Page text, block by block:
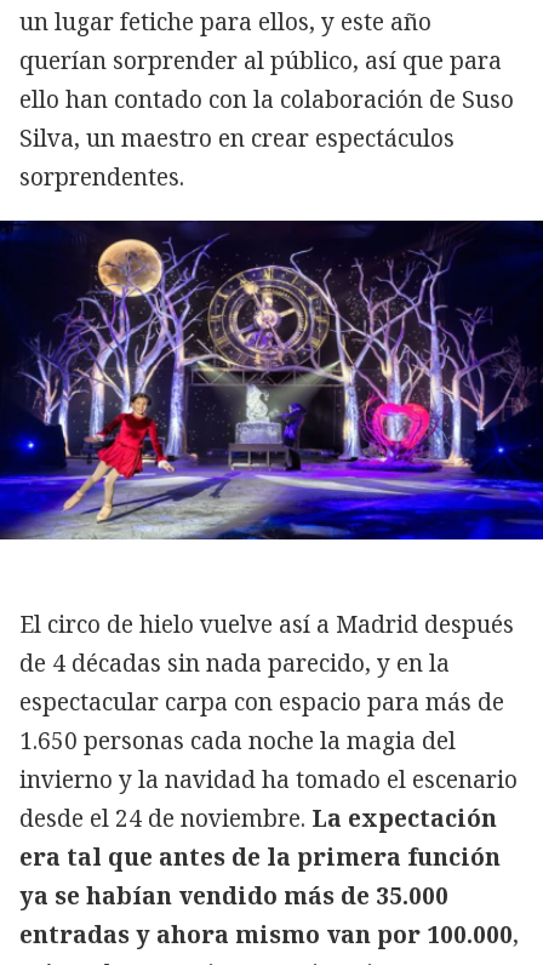
un lugar fetiche para ellos, y este año
querían sorprender al público, así que para
ello han contado con la colaboración de Suso
Silva, un maestro en crear espectáculos
sorprendentes.
El circo de hielo vuelve así a Madrid después
de 4 décadas sin nada parecido, y en la
espectacular carpa con espacio para más de
1.650 personas cada noche la magia del
invierno y la navidad ha tomado el escenario
desde el 24 de noviembre. La expectación
era tal que antes de la primera función
ya se habían vendido más de 35.000
entradas y ahora mismo van por 100.000,